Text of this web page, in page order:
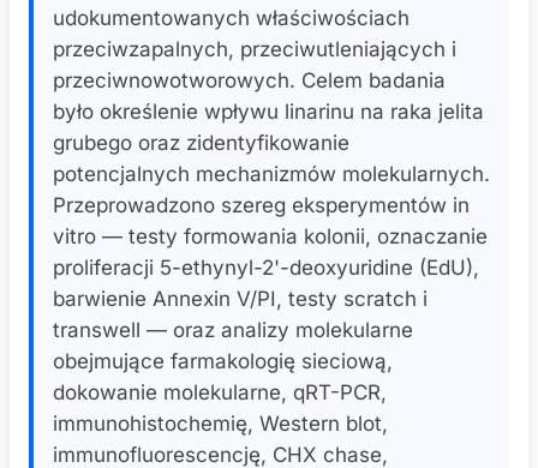
udokumentowanych właściwościach
przeciwzapalnych, przeciwutleniających i
przeciwnowotworowych. Celem badania
było określenie wpływu linarinu na raka jelita
grubego oraz zidentyfikowanie
potencjalnych mechanizmów molekularnych.
Przeprowadzono szereg eksperymentów in
vitro — testy formowania kolonii, oznaczanie
proliferacji 5-ethynyl-2'-deoxyuridine (EdU),
barwienie Annexin V/PI, testy scratch i
transwell — oraz analizy molekularne
obejmujące farmakologię sieciową,
dokowanie molekularne, qRT-PCR,
immunohistochemię, Western blot,
immunofluorescencję, CHX chase,